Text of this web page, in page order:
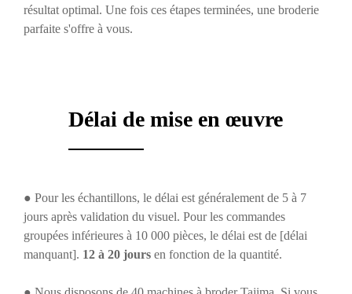
résultat optimal. Une fois ces étapes terminées, une broderie
parfaite s'offre à vous.
Délai de mise en œuvre
● Pour les échantillons, le délai est généralement de 5 à 7
jours après validation du visuel. Pour les commandes
groupées inférieures à 10 000 pièces, le délai est de [délai
manquant]. 12 à 20 joursen fonction de la quantité.